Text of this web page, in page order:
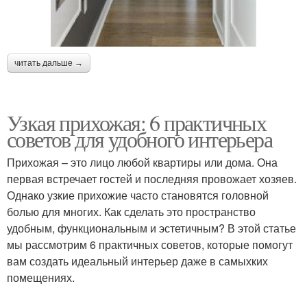
читать дальше →
Узкая прихожая: 6 практичных
советов для удобного интерьера
Прихожая – это лицо любой квартиры или дома. Она
первая встречает гостей и последняя провожает хозяев.
Однако узкие прихожие часто становятся головной
болью для многих. Как сделать это пространство
удобным, функциональным и эстетичным? В этой статье
мы рассмотрим 6 практичных советов, которые помогут
вам создать идеальный интерьер даже в самыхких
помещениях.